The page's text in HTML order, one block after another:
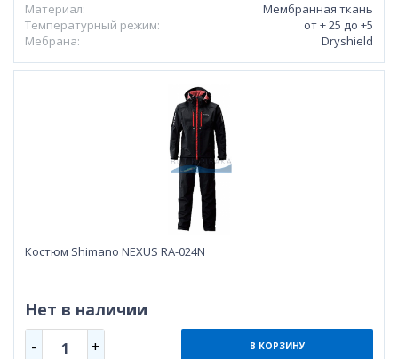
Материал:
Мембранная ткань
Температурный режим:
от + 25 до +5
Мебрана:
Dryshield
Костюм Shimano NEXUS RA-024N
Нет в наличии
- 1 + В КОРЗИНУ